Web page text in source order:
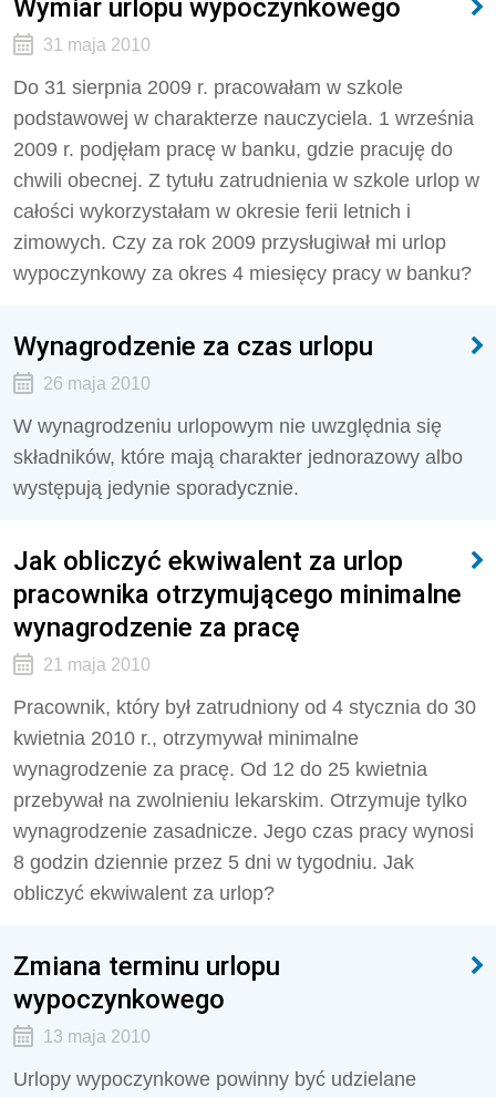
Wymiar urlopu wypoczynkowego
31 maja 2010
Do 31 sierpnia 2009 r. pracowałam w szkole
podstawowej w charakterze nauczyciela. 1 września
2009 r. podjęłam pracę w banku, gdzie pracuję do
chwili obecnej. Z tytułu zatrudnienia w szkole urlop w
całości wykorzystałam w okresie ferii letnich i
zimowych. Czy za rok 2009 przysługiwał mi urlop
wypoczynkowy za okres 4 miesięcy pracy w banku?
Wynagrodzenie za czas urlopu
26 maja 2010
W wynagrodzeniu urlopowym nie uwzględnia się
składników, które mają charakter jednorazowy albo
występują jedynie sporadycznie.
Jak obliczyć ekwiwalent za urlop
pracownika otrzymującego minimalne
wynagrodzenie za pracę
21 maja 2010
Pracownik, który był zatrudniony od 4 stycznia do 30
kwietnia 2010 r., otrzymywał minimalne
wynagrodzenie za pracę. Od 12 do 25 kwietnia
przebywał na zwolnieniu lekarskim. Otrzymuje tylko
wynagrodzenie zasadnicze. Jego czas pracy wynosi
8 godzin dziennie przez 5 dni w tygodniu. Jak
obliczyć ekwiwalent za urlop?
Zmiana terminu urlopu
wypoczynkowego
13 maja 2010
Urlopy wypoczynkowe powinny być udzielane